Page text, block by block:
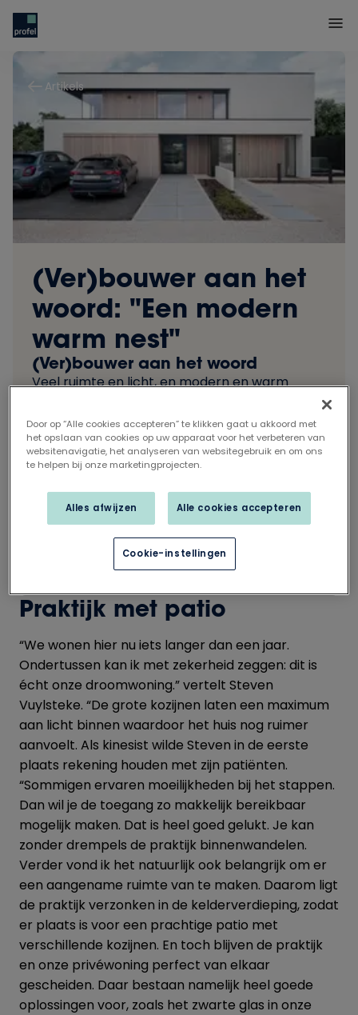
Artikels
(Ver)bouwer aan het
woord: "Een modern
warm nest"
(Ver)bouwer aan het woord
Veel ruimte en licht, en modern en warm
kinesitherapiepraktijk combineert alle stijlvolle
wensen en praktische overwegingen van
bouwheer Steven Vuylsteke. Het geheim: een
Praktijk met patio
“We wonen hier nu iets langer dan een jaar.
Ondertussen kan ik met zekerheid zeggen: dit is
écht onze droomwoning.” vertelt Steven
Vuylsteke. “De grote kozijnen laten een maximum
aan licht binnen waardoor het huis nog ruimer
aanvoelt. Als kinesist wilde Steven in de eerste
plaats rekening houden met zijn patiënten.
“Sommigen ervaren moeilijkheden bij het stappen.
Dan wil je de toegang zo makkelijk bereikbaar
mogelijk maken. Dat is heel goed gelukt. Je kan
zonder drempels de praktijk binnenwandelen.
Verder vond ik het natuurlijk ook belangrijk om er
een aangename ruimte van te maken. Daarom ligt
de praktijk verzonken in de kelderverdieping, zodat
er plaats is voor een prachtige patio met
verschillende kozijnen. En toch blijven de praktijk
en onze privéwoning perfect van elkaar
gescheiden. Daar bestaan namelijk heel goede
oplossingen voor, zoals het zwarte glas in onze
Deel dit artikel op
Door op “Alle cookies accepteren” te klikken gaat u akkoord met
het opslaan van cookies op uw apparaat voor het verbeteren van
websitenavigatie, het analyseren van websitegebruik en om ons
te helpen bij onze marketingprojecten.
Alles afwijzen Alle cookies accepteren
Cookie-instellingen